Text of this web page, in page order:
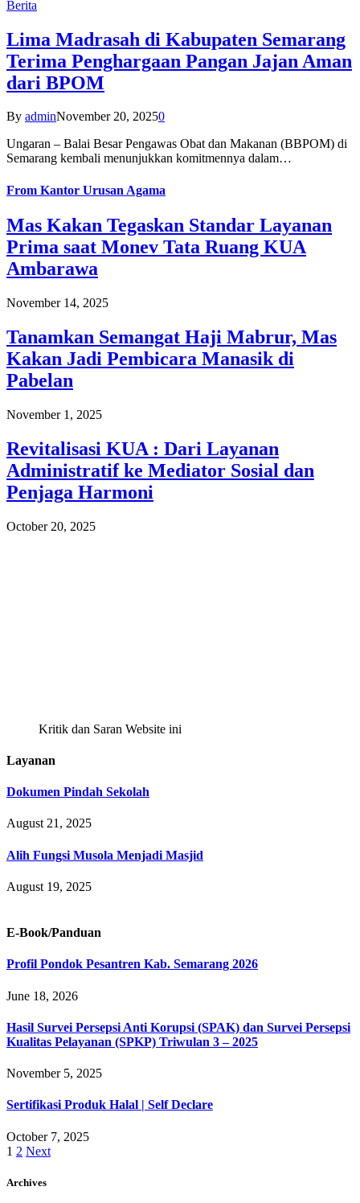
Berita
Lima Madrasah di Kabupaten Semarang
Terima Penghargaan Pangan Jajan Aman
dari BPOM
By adminNovember 20, 20250
Ungaran – Balai Besar Pengawas Obat dan Makanan (BBPOM) di
Semarang kembali menunjukkan komitmennya dalam…
From Kantor Urusan Agama
Mas Kakan Tegaskan Standar Layanan
Prima saat Monev Tata Ruang KUA
Ambarawa
November 14, 2025
Tanamkan Semangat Haji Mabrur, Mas
Kakan Jadi Pembicara Manasik di
Pabelan
November 1, 2025
Revitalisasi KUA : Dari Layanan
Administratif ke Mediator Sosial dan
Penjaga Harmoni
October 20, 2025
Kritik dan Saran Website ini
Layanan
Dokumen Pindah Sekolah
August 21, 2025
Alih Fungsi Musola Menjadi Masjid
August 19, 2025
E-Book/Panduan
Profil Pondok Pesantren Kab. Semarang 2026
June 18, 2026
Hasil Survei Persepsi Anti Korupsi (SPAK) dan Survei Persepsi
Kualitas Pelayanan (SPKP) Triwulan 3 – 2025
November 5, 2025
Sertifikasi Produk Halal | Self Declare
October 7, 2025
1 2 Next
Archives